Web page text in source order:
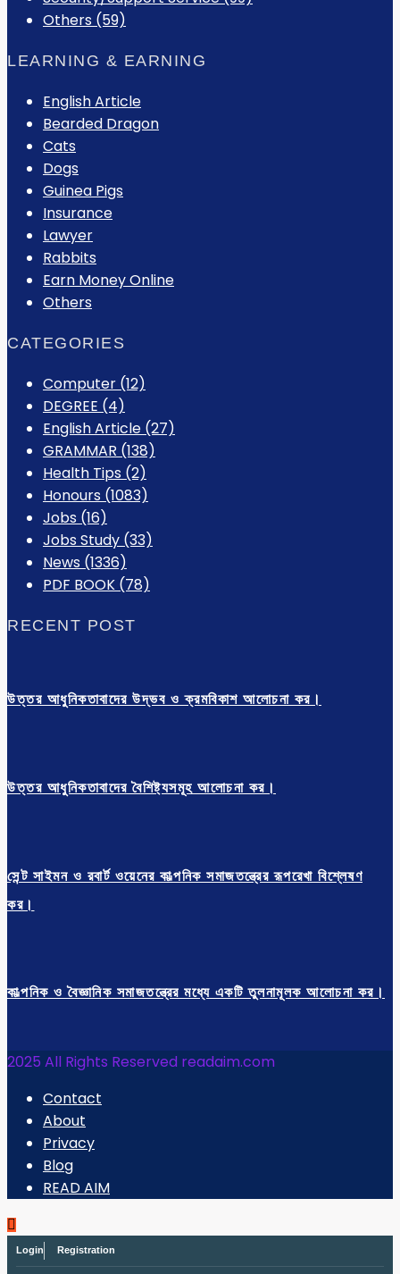
Others (59)
LEARNING & EARNING
English Article
Bearded Dragon
Cats
Dogs
Guinea Pigs
Insurance
Lawyer
Rabbits
Earn Money Online
Others
CATEGORIES
Computer (12)
DEGREE (4)
English Article (27)
GRAMMAR (138)
Health Tips (2)
Honours (1083)
Jobs (16)
Jobs Study (33)
News (1336)
PDF BOOK (78)
RECENT POST
উত্তর আধুনিকতাবাদের উদ্ভব ও ক্রমবিকাশ আলোচনা কর।
উত্তর আধুনিকতাবাদের বৈশিষ্ট্যসমূহ আলোচনা কর।
সেন্ট সাইমন ও রবার্ট ওয়েনের কাল্পনিক সমাজতন্ত্রের রূপরেখা বিশ্লেষণ
কর।
কাল্পনিক ও বৈজ্ঞানিক সমাজতন্ত্রের মধ্যে একটি তুলনামূলক আলোচনা কর।
2025 All Rights Reserved readaim.com
Contact
About
Privacy
Blog
READ AIM
Login Registration